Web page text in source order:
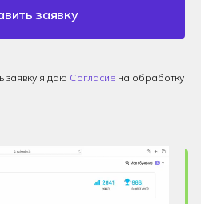
заявку
заявку я даю Согласие на обработку